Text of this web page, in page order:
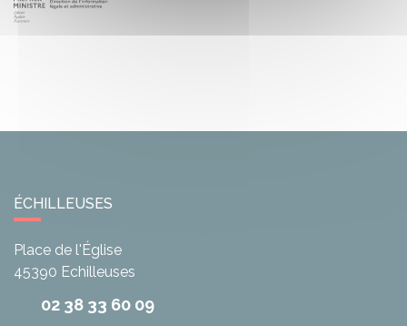
ÉCHILLEUSES
Place de l'Église
45390 Echilleuses
02 38 33 60 09